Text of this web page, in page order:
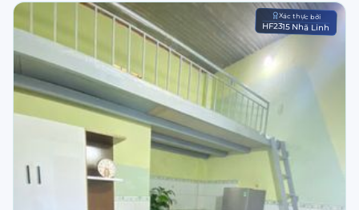
Xác thực bởi
HF2315 Nhã Linh